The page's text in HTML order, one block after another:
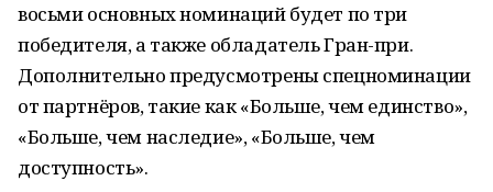
восьми основных номинаций будет по три
победителя, а также обладатель Гран-при.
Дополнительно предусмотрены спецноминации
от партнёров, такие как «Больше, чем единство»,
«Больше, чем наследие», «Больше, чем
доступность».